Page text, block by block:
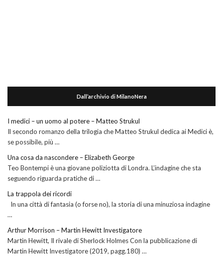
Dall’archivio di MilanoNera
I medici – un uomo al potere – Matteo Strukul
Il secondo romanzo della trilogia che Matteo Strukul dedica ai Medici è,
se possibile, più …
Una cosa da nascondere – Elizabeth George
Teo Bontempi è una giovane poliziotta di Londra. L’indagine che sta
seguendo riguarda pratiche di …
La trappola dei ricordi
In una città di fantasia (o forse no), la storia di una minuziosa indagine
…
Arthur Morrison – Martin Hewitt Investigatore
Martin Hewitt, Il rivale di Sherlock Holmes Con la pubblicazione di
Martin Hewitt Investigatore (2019, pagg.180) …